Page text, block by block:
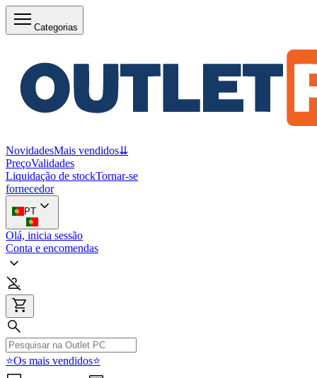
Categorias
NovidadesMais vendidos⇊
PreçoValidades
Liquidação de stockTornar-se
fornecedor
PT
Olá, inicia sessão
Conta e encomendas
⭐Os mais vendidos⭐